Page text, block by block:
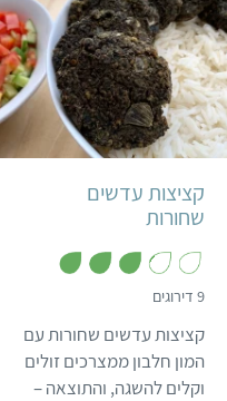
קל שעה ו-20 דקות
22 קציצות בינוניות
קציצות עדשים
שחורות
9 דירוגים
2
מ
ת
ו
קציצות עדשים שחורות עם
המון חלבון ממצרכים זולים
וקלים להשגה, והתוצאה –